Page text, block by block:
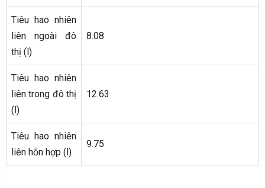
Tiêu hao nhiên
liên ngoài đô
thị (l)
8.08
Tiêu hao nhiên
liên trong đô thị
(l)
12.63
Tiêu hao nhiên
liên hỗn hợp (l)
9.75